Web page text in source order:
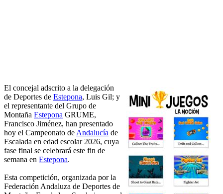
El concejal adscrito a la delegación
de Deportes de Estepona, Luis Gil; y
el representante del Grupo de
Montaña Estepona GRUME,
Francisco Jiménez, han presentado
hoy el Campeonato de Andalucía de
Escalada en edad escolar 2026, cuya
fase final se celebrará este fin de
semana en Estepona.
Esta competición, organizada por la
Federación Andaluza de Deportes de